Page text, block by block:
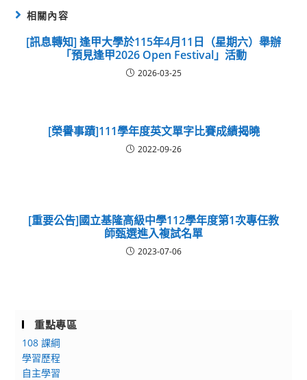
相關內容
[訊息轉知] 逢甲大學於115年4月11日（星期六）舉辦
「預見逢甲2026 Open Festival」活動
2026-03-25
[榮譽事蹟]111學年度英文單字比賽成績揭曉
2022-09-26
[重要公告]國立基隆高級中學112學年度第1次專任教
師甄選進入複試名單
2023-07-06
重點專區
108 課綱
學習歷程
自主學習